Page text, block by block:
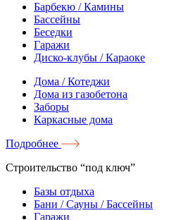
Барбекю / Камины
Бассейны
Беседки
Гаражи
Диско-клубы / Караоке
Дома / Котеджи
Дома из газобетона
Заборы
Каркасные дома
Подробнее
Строительство “под ключ”
Базы отдыха
Бани / Сауны / Бассейны
Гаражи